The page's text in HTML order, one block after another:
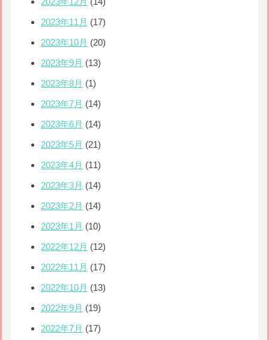
2023年11月 (17)
2023年10月 (20)
2023年9月 (13)
2023年8月 (1)
2023年7月 (14)
2023年6月 (14)
2023年5月 (21)
2023年4月 (11)
2023年3月 (14)
2023年2月 (14)
2023年1月 (10)
2022年12月 (12)
2022年11月 (17)
2022年10月 (13)
2022年9月 (19)
2022年7月 (17)